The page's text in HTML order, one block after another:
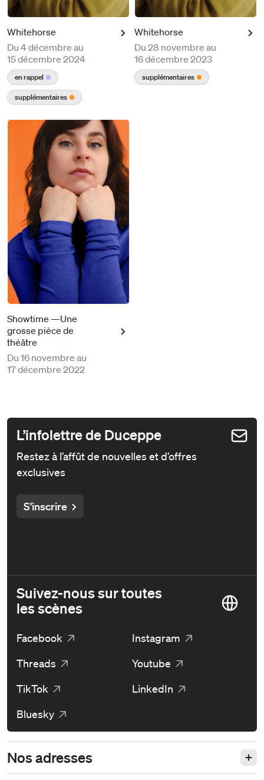
Whitehorse
Du 4 décembre au
15 décembre 2024
en rappel
supplémentaires
Whitehorse
Du 28 novembre au
16 décembre 2023
supplémentaires
Showtime —Une
grosse pièce de
théâtre
Du 16 novembre au
17 décembre 2022
L’infolettre de Duceppe
Restez à l’affût de nouvelles et d’offres
exclusives
S'inscrire
Suivez-nous sur toutes
les scènes
Facebook
Instagram
Threads
Youtube
TikTok
LinkedIn
Bluesky
Nos adresses